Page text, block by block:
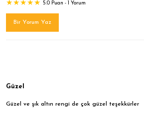
5.0 Puan - 1 Yorum
Bir Yorum Yaz
Güzel
Güzel ve şık altın rengi de çok güzel teşekkürler